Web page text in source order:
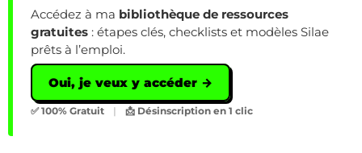
Accédez à ma bibliothèque de ressources
gratuites : étapes clés, checklists et modèles Silae
prêts à l’emploi.
Oui, je veux y accéder →
✅ 100% Gratuit | 📩 Désinscription en 1 clic